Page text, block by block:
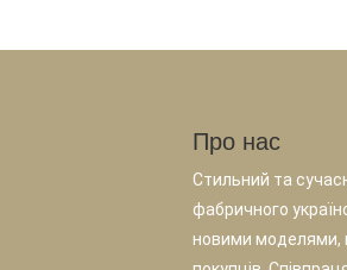
Про нас
Стильний та
фабричного
новими моделями,